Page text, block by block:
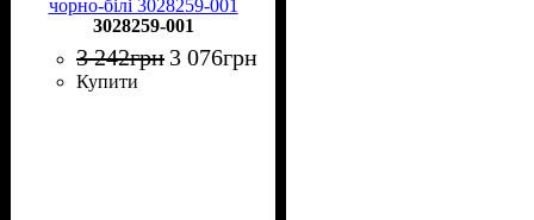
чорно-білі 3028259-001
3028259-001
3 242грн 3 076грн
Купити